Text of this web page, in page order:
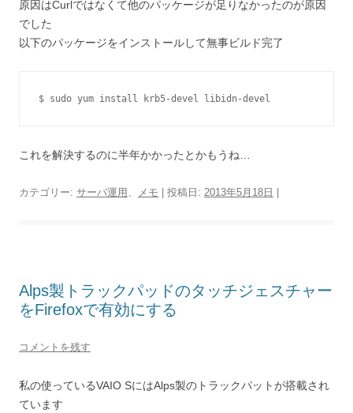
原因はCurlではなくて他のパッケージが足りなかったのが原因
でした
以下のパッケージをインストールして無事ビルド完了
$ sudo yum install krb5-devel libidn-devel
これを解決するのに半年かかったとかもうね…
カテゴリー: サーバ運用 メモ | 投稿日: 2013年5月18日
Alps製トラックパッドのタッチジェスチャー
をFirefoxで有効にする
コメントを残す
私の使っているVAIO SにはAlps製のトラックパットが搭載され
ています